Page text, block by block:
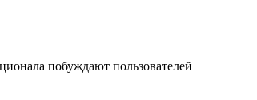
побуждают пользователей